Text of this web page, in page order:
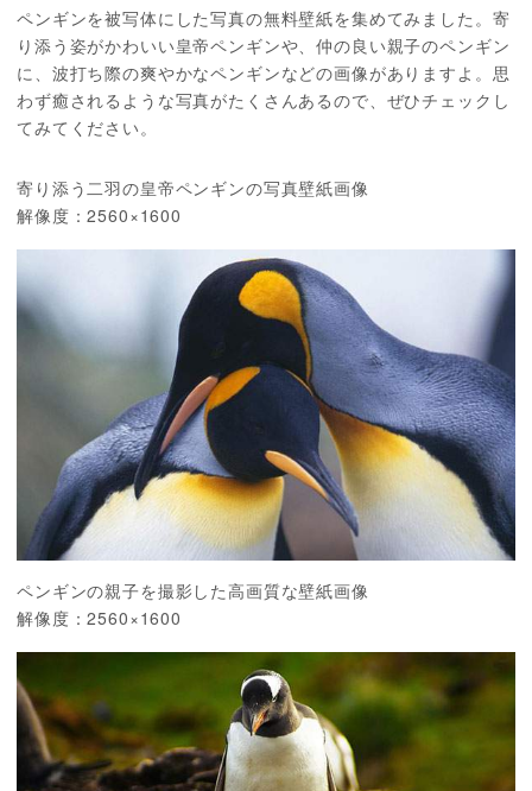
ペンギンを被写体にした写真の無料壁紙を集めてみました。寄
り添う姿がかわいい皇帝ペンギンや、仲の良い親子のペンギン
に、波打ち際の爽やかなペンギンなどの画像がありますよ。思
わず癒されるような写真がたくさんあるので、ぜひチェックし
てみてください。
寄り添う二羽の皇帝ペンギンの写真壁紙画像
解像度：2560×1600
ペンギンの親子を撮影した高画質な壁紙画像
解像度：2560×1600